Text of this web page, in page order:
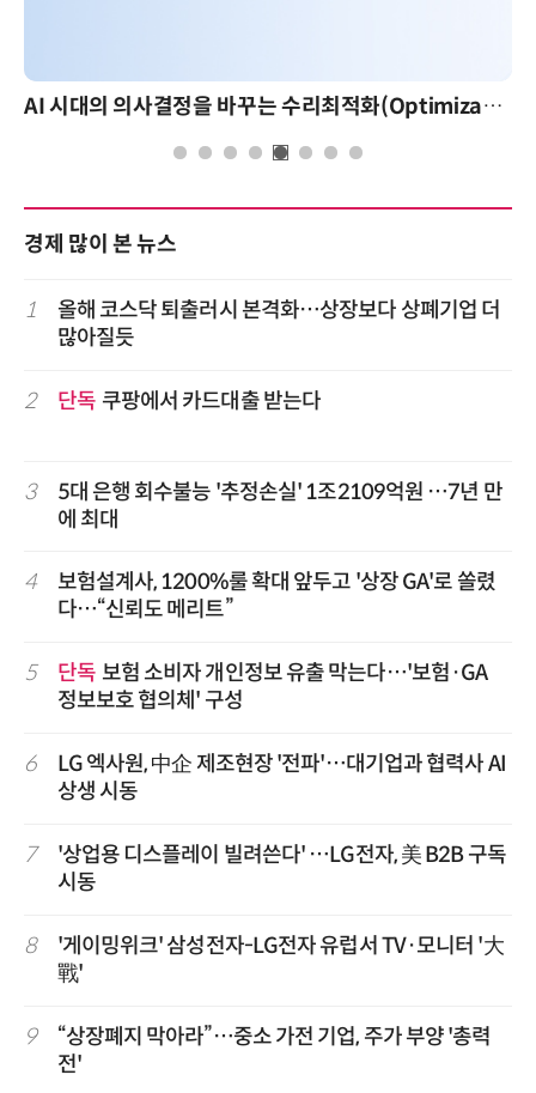
AI 시대의 의사결정을 바꾸는 수리최적화(Optimization): 실제 산업 적용 사례와 활용 전략
경제 많이 본 뉴스
1
올해 코스닥 퇴출러시 본격화…상장보다 상폐기업 더
많아질듯
2 단독 쿠팡에서 카드대출 받는다
3
5대 은행 회수불능 '추정손실' 1조2109억원 …7년 만
에 최대
4
보험설계사, 1200%룰 확대 앞두고 '상장 GA'로 쏠렸
다…“신뢰도 메리트”
5 단독 보험 소비자 개인정보 유출 막는다…'보험·GA
정보보호 협의체' 구성
6
LG 엑사원, 中企 제조현장 '전파'…대기업과 협력사 AI
상생 시동
7
'상업용 디스플레이 빌려쓴다' …LG전자, 美 B2B 구독
시동
8
'게이밍위크' 삼성전자-LG전자 유럽서 TV·모니터 '大
戰'
9
“상장폐지 막아라”…중소 가전 기업, 주가 부양 '총력
전'